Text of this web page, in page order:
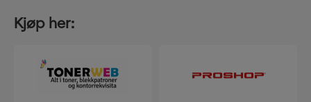
flat overflate og settes tilbake på veggen når som
helst, noe som gir ultimat fleksibilitet. Lakkert,
Kjøp her: